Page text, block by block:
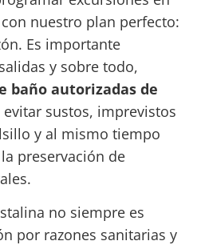
nuestro plan perfecto:
Es importante
y sobre todo,
baño autorizadas de
evitar sustos, imprevistos
y al mismo tiempo
preservación de
no siempre es
por razones sanitarias y